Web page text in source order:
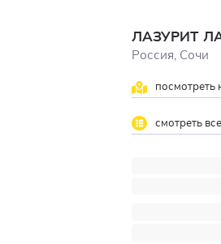
ЛАЗУРИТ
Россия, Сочи
посмотреть
смотреть все